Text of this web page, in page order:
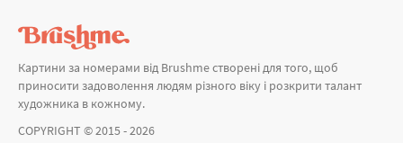
Картини за номерами від Brushme створені для того, щоб
приносити задоволення людям різного віку і розкрити талант
художника в кожному.
COPYRIGHT © 2015 - 2026